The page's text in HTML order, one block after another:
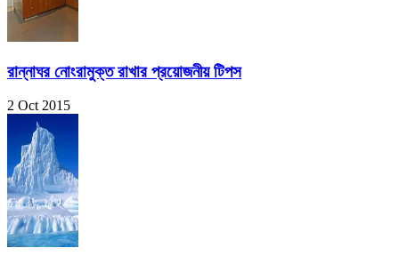
রান্নাঘর নোংরামুক্ত রাখার প্রয়োজনীয় টিপস
2 Oct 2015